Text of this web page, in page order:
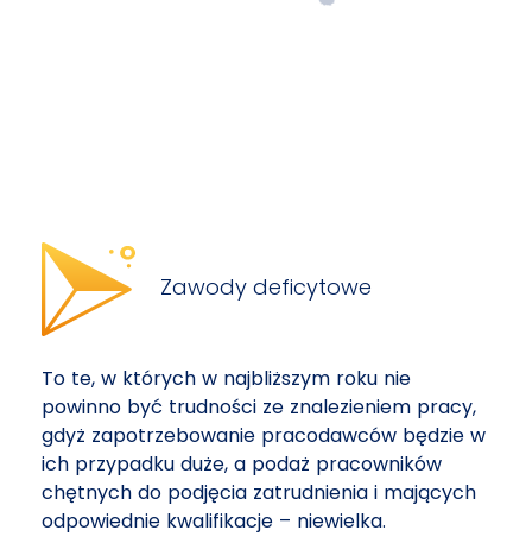
Zawody deficytowe
To te, w których w najbliższym roku nie
powinno być trudności ze znalezieniem pracy,
gdyż zapotrzebowanie pracodawców będzie w
ich przypadku duże, a podaż pracowników
chętnych do podjęcia zatrudnienia i mających
odpowiednie kwalifikacje – niewielka.